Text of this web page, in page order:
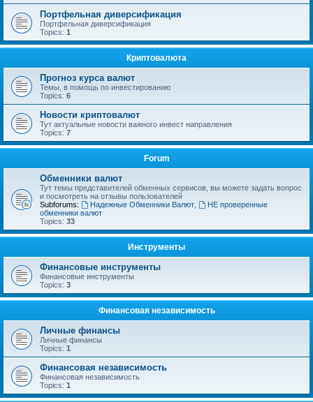
Портфельная диверсификация
Портфельная диверсификация
Topics: 1
Криптовалюта
Прогноз курса валют
Темы, в помощь по инвестированию
Topics: 6
Новости криптовалют
Тут актуальные новости важного инвест направления
Topics: 7
Forum
Обменники валют
Тут темы представителей обменных сервисов, вы можете задать вопрос
и посмотреть на отзывы пользователей
Subforums:
Надежные Обменники Валют,
НЕ проверенные
обменники валют
Topics: 33
Инструменты
Финансовые инструменты
Финансовые инструменты
Topics: 3
Финансовая независимость
Личные финансы
Личные финансы
Topics: 1
Финансовая независимость
Финансовая независимость
Topics: 1